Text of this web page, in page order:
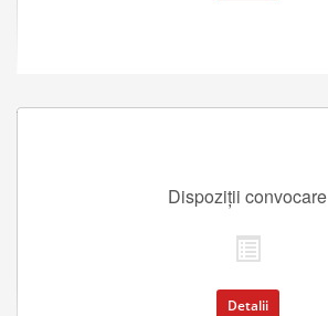
Dispoziții convocare
Detalii